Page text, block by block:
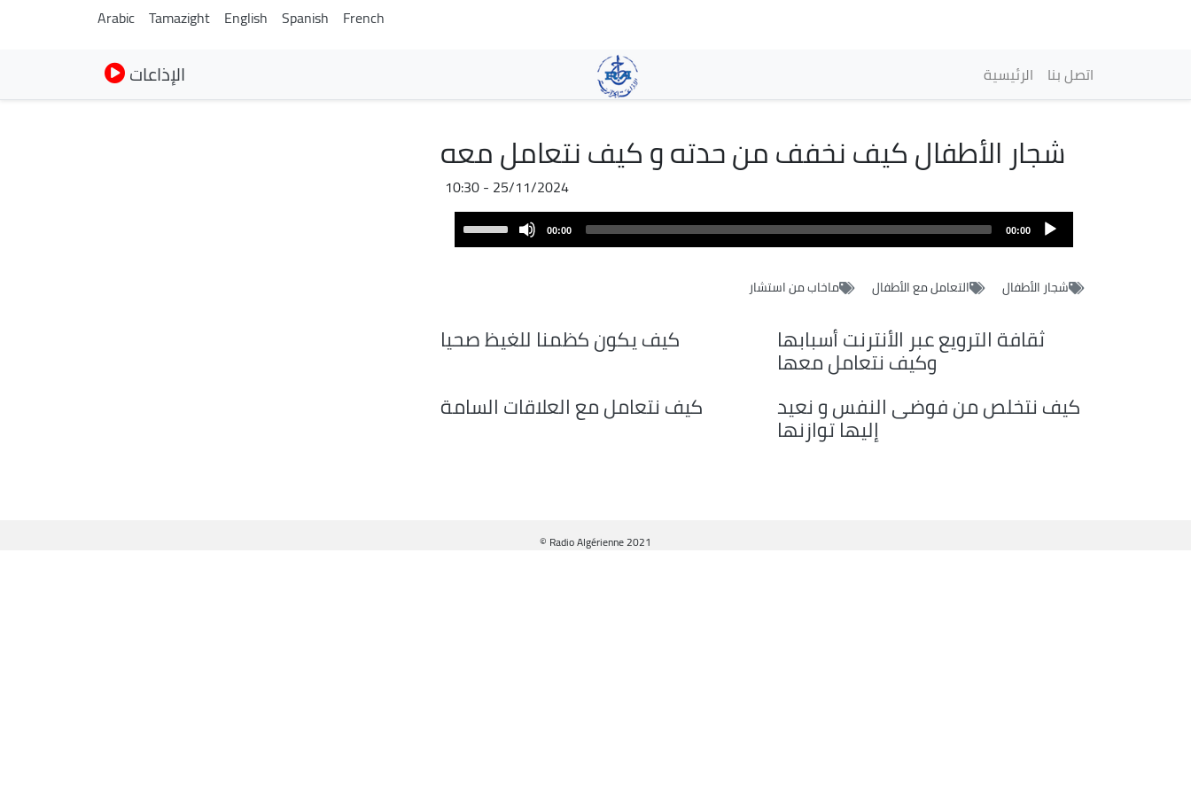
main
content
Arabic Tamazight English Spanish French
الإذاعات Navigation
الرئيسية اتصل بنا
شجار الأطفال كيف نخفف من حدته و كيف نتعامل معه
25/11/2024 - 10:30
Fichier
audio
Player
00:00
00:00
or
شجار الأطفال التعامل مع الأطفال ماخاب من استشار
ثقافة الترويع عبر الأنترنت أسبابها
وكيف نتعامل معها
كيف يكون كظمنا للغيظ صحيا
كيف نتخلص من فوضى النفس و نعيد
إليها توازنها
كيف نتعامل مع العلاقات السامة
© Radio Algérienne 2021